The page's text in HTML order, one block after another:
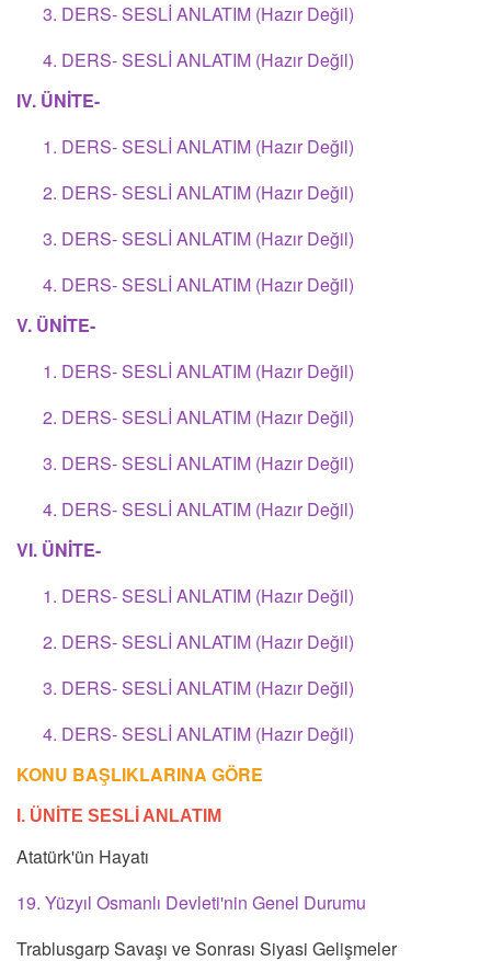
3. DERS- SESLİ ANLATIM (Hazır Değil)
4. DERS- SESLİ ANLATIM (Hazır Değil)
IV. ÜNİTE-
1. DERS- SESLİ ANLATIM (Hazır Değil)
2. DERS- SESLİ ANLATIM (Hazır Değil)
3. DERS- SESLİ ANLATIM (Hazır Değil)
4. DERS- SESLİ ANLATIM (Hazır Değil)
V. ÜNİTE-
1. DERS- SESLİ ANLATIM (Hazır Değil)
2. DERS- SESLİ ANLATIM (Hazır Değil)
3. DERS- SESLİ ANLATIM (Hazır Değil)
4. DERS- SESLİ ANLATIM (Hazır Değil)
VI. ÜNİTE-
1. DERS- SESLİ ANLATIM (Hazır Değil)
2. DERS- SESLİ ANLATIM (Hazır Değil)
3. DERS- SESLİ ANLATIM (Hazır Değil)
4. DERS- SESLİ ANLATIM (Hazır Değil)
KONU BAŞLIKLARINA GÖRE
I. ÜNİTE SESLİ ANLATIM
Atatürk'ün Hayatı
19. Yüzyıl Osmanlı Devleti'nin Genel Durumu
Trablusgarp Savaşı ve Sonrası Siyasi Gelişmeler